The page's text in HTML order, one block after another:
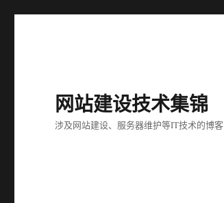
网站建设技术集锦
涉及网站建设、服务器维护等IT技术的博客